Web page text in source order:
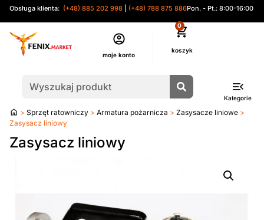
Obsługa klienta: (+48) 885 202 998 (+48) 788 875 886Pon. - Pt.: 8:00-16:00
moje konto
0
Kategorie
Strona
główna
> Sprzęt ratowniczy > Armatura pożarnicza > Zasysacze liniowe >
Zasysacz liniowy
Zasysacz liniowy